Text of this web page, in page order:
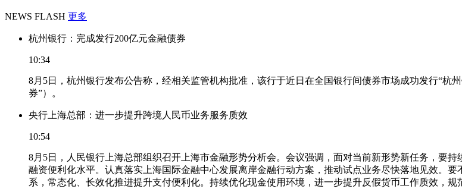
NEWS FLASH 更多
杭州银行：完成发行200亿元金融债券
10:34
8月5日，杭州银行发布公告称，经相关监管机构批准，该行于近日在全国银行间债券市场成功发行“杭
券”）。
央行上海总部：进一步提升跨境人民币业务服务质效
10:54
8月5日，人民银行上海总部组织召开上海市金融形势分析会。会议强调，面对当前新形势新任务，要
融资便利化水平。认真落实上海国际金融中心发展离岸金融行动方案，推动试点业务尽快落地见效。
系，常态化、长效化推进提升支付便利化。持续优化现金使用环境，进一步提升反假货币工作质效，